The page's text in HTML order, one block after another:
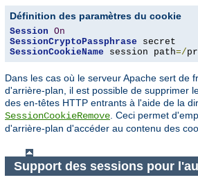
Définition des paramètres du cookie
Session On
SessionCryptoPassphrase
SessionCookieName session path=/
Dans les cas où le serveur Apache sert de
d'arrière-plan, il est possible de supprimer
des en-têtes HTTP entrants à l'aide de la
SessionCookieRemove . Ceci permet
d'arrière-plan d'accéder au contenu des
Support des sessions pour